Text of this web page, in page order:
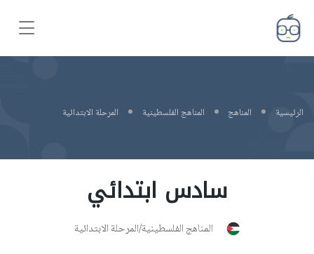
الرئيسية المناهج المناهج الفلسطينية المرحلة الابتدائية
سادس ابتدائي
المناهج الفلسطينية/المرحلة الابتدائية